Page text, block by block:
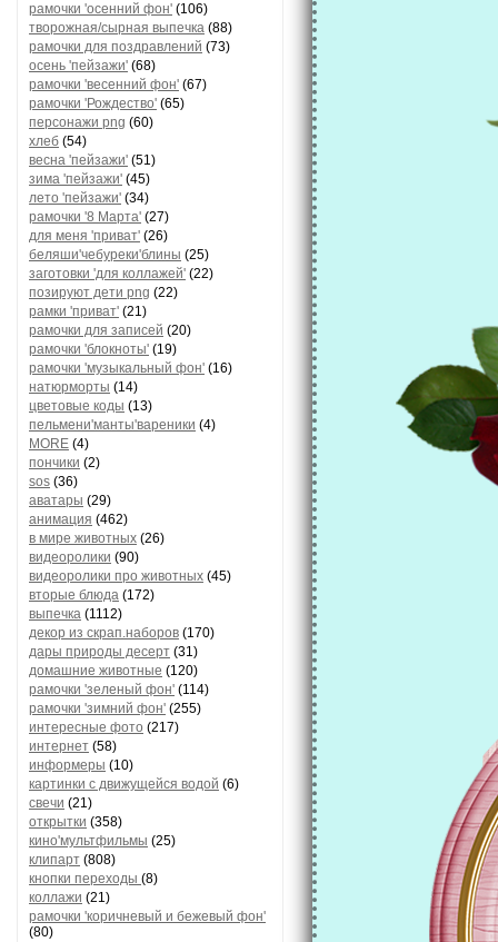
рамочки 'осенний фон' (106)
творожная/сырная выпечка (88)
рамочки для поздравлений (73)
осень 'пейзажи' (68)
рамочки 'весенний фон' (67)
рамочки 'Рождество' (65)
персонажи png (60)
хлеб (54)
весна 'пейзажи' (51)
зима 'пейзажи' (45)
лето 'пейзажи' (34)
рамочки '8 Марта' (27)
для меня 'приват' (26)
беляши'чебуреки'блины (25)
заготовки 'для коллажей' (22)
позируют дети png (22)
рамки 'приват' (21)
рамочки для записей (20)
рамочки 'блокноты' (19)
рамочки 'музыкальный фон' (16)
натюрморты (14)
цветовые коды (13)
пельмени'манты'вареники (4)
MORE (4)
пончики (2)
sos (36)
аватары (29)
анимация (462)
в мире животных (26)
видеоролики (90)
видеоролики про животных (45)
вторые блюда (172)
выпечка (1112)
декор из скрап.наборов (170)
дары природы десерт (31)
домашние животные (120)
рамочки 'зеленый фон' (114)
рамочки 'зимний фон' (255)
интересные фото (217)
интернет (58)
информеры (10)
картинки с движущейся водой (6)
свечи (21)
открытки (358)
кино'мультфильмы (25)
клипарт (808)
кнопки переходы (8)
коллажи (21)
рамочки 'коричневый и бежевый фон'
(80)